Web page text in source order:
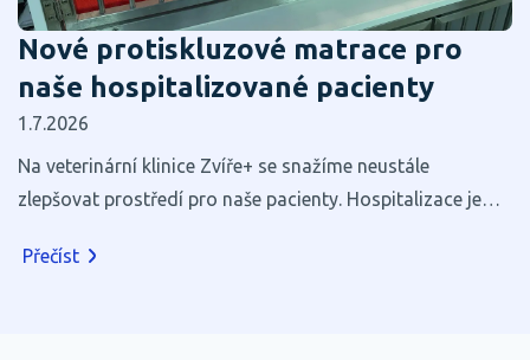
Nové protiskluzové matrace pro
naše hospitalizované pacienty
1.7.2026
Na veterinární klinice Zvíře+ se snažíme neustále
zlepšovat prostředí pro naše pacienty. Hospitalizace je
maličkosti mohou výrazně přispět k jejich pohodlí a
Přečíst